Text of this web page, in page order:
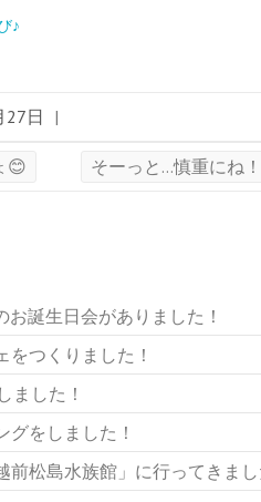
♪
27日 |
😊 そーっと…慎重にね
誕生日会がありました！
つくりました！
ました！
をしました！
松島水族館」に行ってきま